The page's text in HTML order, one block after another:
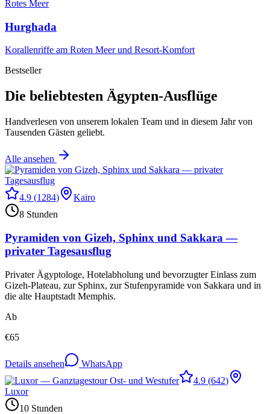
Rotes Meer
Hurghada
Korallenriffe am Roten Meer und Resort-Komfort
Bestseller
Die beliebtesten Ägypten-Ausflüge
Handverlesen von unserem lokalen Team und in diesem Jahr von
Tausenden Gästen geliebt.
Alle ansehen
4.9 (1284)
Kairo
8 Stunden
Pyramiden von Gizeh, Sphinx und Sakkara —
privater Tagesausflug
Privater Ägyptologe, Hotelabholung und bevorzugter Einlass zum
Gizeh-Plateau, zur Sphinx, zur Stufenpyramide von Sakkara und in
die alte Hauptstadt Memphis.
Ab
€65
Details ansehen
WhatsApp
4.9 (642)
Luxor
10 Stunden